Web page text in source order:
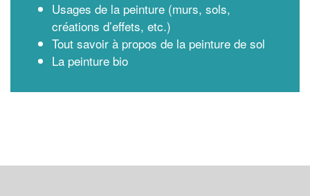
Usages de la peinture (murs, sols,
créations d’effets, etc.)
Tout savoir à propos de la peinture de sol
La peinture bio